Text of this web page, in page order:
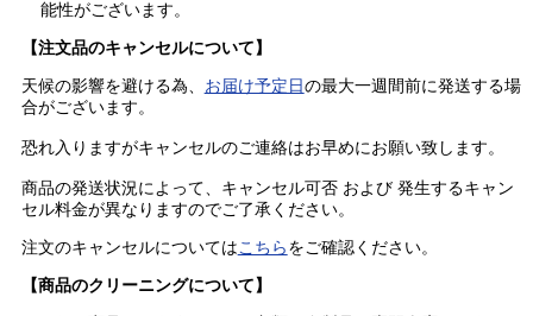
能性がございます。
【注文品のキャンセルについて】
天候の影響を避ける為、 お届け予定日 の最大一週間前に発送する場
合がございます。
恐れ入りますがキャンセルのご連絡はお早めにお願い致します。
商品の発送状況によって、キャンセル可否 および 発生するキャン
セル料金が異なりますのでご了承ください。
注文のキャンセルについてはこちら をご確認ください。
【商品のクリーニングについて】